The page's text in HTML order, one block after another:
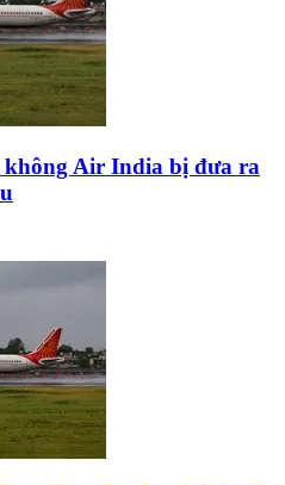
không Air India bị đưa ra